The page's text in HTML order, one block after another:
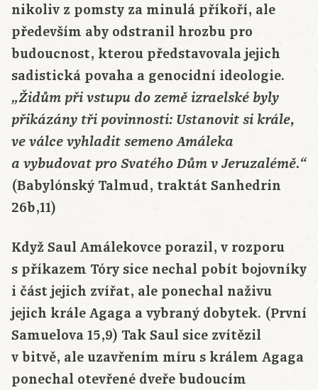
nikoliv z pomsty za minulá příkoří, ale
především aby odstranil hrozbu pro
budoucnost, kterou představovala jejich
sadistická povaha a genocidní ideologie.
„Židům při vstupu do země izraelské byly
přikázány tři povinnosti: Ustanovit si krále,
ve válce vyhladit semeno Amáleka
a vybudovat pro Svatého Dům v Jeruzalémě.“
(Babylónský Talmud, traktát Sanhedrin
26b,11)
Když Saul Amálekovce porazil, v rozporu
s příkazem Tóry sice nechal pobít bojovníky
i část jejich zvířat, ale ponechal naživu
jejich krále Agaga a vybraný dobytek. (První
Samuelova 15,9) Tak Saul sice zvítězil
v bitvě, ale uzavřením míru s králem Agaga
ponechal otevřené dveře budoucím